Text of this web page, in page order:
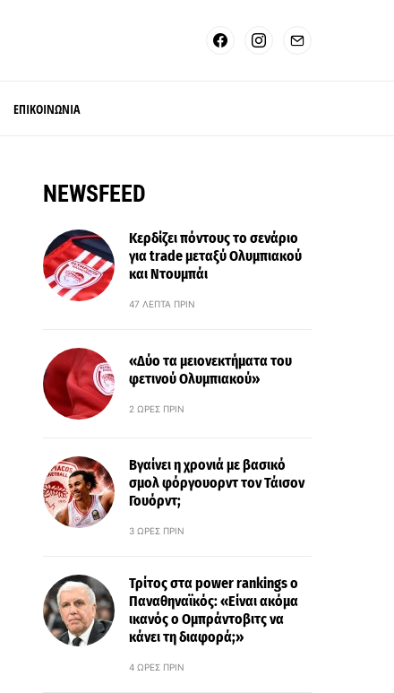
ΕΠΙΚΟΙΝΩΝΙΑ
NEWSFEED
Κερδίζει πόντους το σενάριο
για trade μεταξύ Ολυμπιακού
και Ντουμπάι
47 ΛΕΠΤΆ ΠΡΙΝ
«Δύο τα μειονεκτήματα του
φετινού Ολυμπιακού»
2 ΏΡΕΣ ΠΡΙΝ
Βγαίνει η χρονιά με βασικό
σμολ φόργουορντ τον Τάισον
Γουόρντ;
3 ΏΡΕΣ ΠΡΙΝ
Τρίτος στα power rankings ο
Παναθηναϊκός: «Είναι ακόμα
ικανός ο Ομπράντοβιτς να
κάνει τη διαφορά;»
4 ΏΡΕΣ ΠΡΙΝ